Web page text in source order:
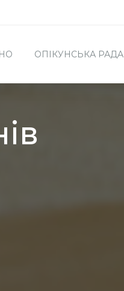
ОПІКУНСЬКА РАДА